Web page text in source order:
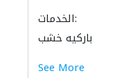
الخدمات:
باركيه خشب
See More